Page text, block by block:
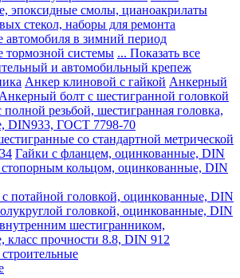
эпоксидные смолы, цианоакрилаты
стекол, наборы для ремонта
автомобиля в зимний период
тормозной системы ... Показать все
и автомобильный крепеж
Анкер клиновой с гайкой Анкерный
Анкерный болт с шестигранной головкой
полной резьбой, шестигранная головка,
DIN933, ГОСТ 7798-70
со стандартной метрической
Гайки с фланцем, оцинкованные, DIN
кольцом, оцинкованные, DIN
потайной головкой, оцинкованные, DIN
головкой, оцинкованные, DIN
шестигранником,
класс прочности 8.8, DIN 912